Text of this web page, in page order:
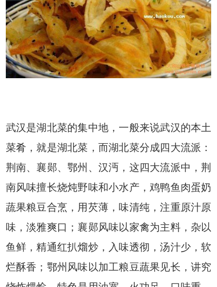
武汉是湖北菜的集中地，一般来说武汉的本土
菜肴，就是湖北菜，而湖北菜分成四大流派：
荆南、襄郧、鄂州、汉沔，这四大流派中，荆
南风味擅长烧炖野味和小水产，鸡鸭鱼肉蛋奶
蔬果粮豆合烹，用芡薄，味清纯，注重原汁原
味，淡雅爽口；襄郧风味以家禽为主料，杂以
鱼鲜，精通红扒熘炒，入味透彻，汤汁少，软
烂酥香；鄂州风味以加工粮豆蔬果见长，讲究